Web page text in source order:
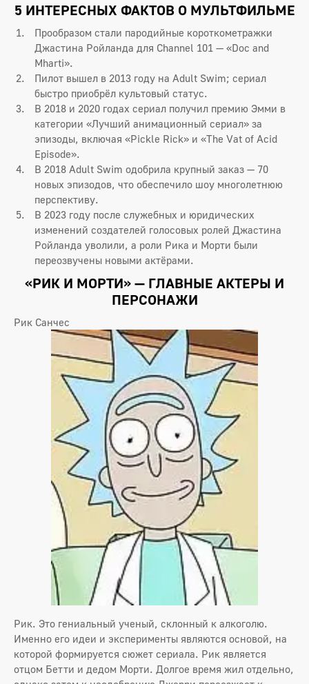
5 ИНТЕРЕСНЫХ ФАКТОВ О МУЛЬТФИЛЬМЕ
Прообразом стали пародийные короткометражки
Джастина Ройланда для Channel 101 — «Doc and
Mharti».
Пилот вышел в 2013 году на Adult Swim; сериал
быстро приобрёл культовый статус.
В 2018 и 2020 годах сериал получил премию Эмми в
категории «Лучший анимационный сериал» за
эпизоды, включая «Pickle Rick» и «The Vat of Acid
Episode».
В 2018 Adult Swim одобрила крупный заказ — 70
новых эпизодов, что обеспечило шоу многолетнюю
перспективу.
В 2023 году после служебных и юридических
изменений создателей голосовых ролей Джастина
Ройланда уволили, а роли Рика и Морти были
переозвучены новыми актёрами.
«РИК И МОРТИ» — ГЛАВНЫЕ АКТЕРЫ И
ПЕРСОНАЖИ
Рик Санчес
Рик. Это гениальный ученый, склонный к алкоголю.
Именно его идеи и эксперименты являются основой, на
которой формируется сюжет сериала. Рик является
отцом Бетти и дедом Морти. Долгое время жил отдельно,